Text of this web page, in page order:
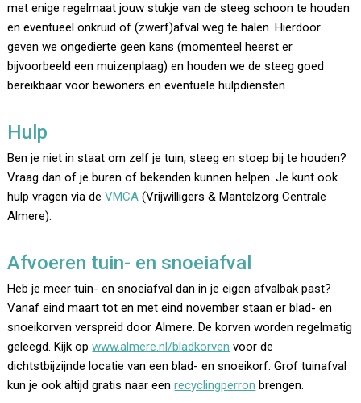
met enige regelmaat jouw stukje van de steeg schoon te houden
en eventueel onkruid of (zwerf)afval weg te halen. Hierdoor
geven we ongedierte geen kans (momenteel heerst er
bijvoorbeeld een muizenplaag) en houden we de steeg goed
bereikbaar voor bewoners en eventuele hulpdiensten.
Hulp
Ben je niet in staat om zelf je tuin, steeg en stoep bij te houden?
Vraag dan of je buren of bekenden kunnen helpen. Je kunt ook
hulp vragen via deVMCA (Vrijwilligers & Mantelzorg Centrale
Almere).
Afvoeren tuin- en snoeiafval
Heb je meer tuin- en snoeiafval dan in je eigen afvalbak past?
Vanaf eind maart tot en met eind november staan er blad- en
snoeikorven verspreid door Almere. De korven worden regelmatig
geleegd. Kijk opwww.almere.nl/bladkorven voor de
dichtstbijzijnde locatie van een blad- en snoeikorf. Grof tuinafval
kun je ook altijd gratis naar eenrecyclingperron brengen.